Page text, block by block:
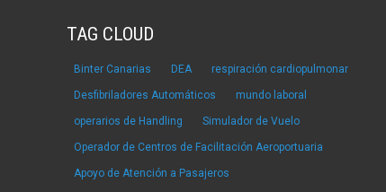
TAG CLOUD
Binter Canarias DEA respiración cardiopulmonar
Desfibriladores Automáticos mundo laboral
operarios de Handling Simulador de Vuelo
Operador de Centros de Facilitación Aeroportuaria
Apoyo de Atención a Pasajeros